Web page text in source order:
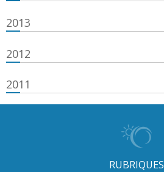
2013
2012
2011
RUBRIQUES